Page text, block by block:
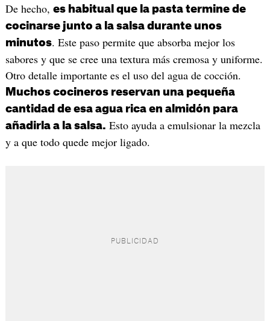
De hecho, es habitual que la pasta termine de
cocinarse junto a la salsa durante unos
minutos. Este paso permite que absorba mejor los
sabores y que se cree una textura más cremosa y uniforme.
Otro detalle importante es el uso del agua de cocción.
Muchos cocineros reservan una pequeña
cantidad de esa agua rica en almidón para
añadirla a la salsa. Esto ayuda a emulsionar la mezcla
y a que todo quede mejor ligado.